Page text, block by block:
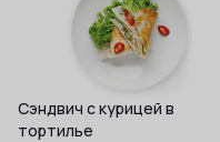
Сэндвич с курицей в
тортилье